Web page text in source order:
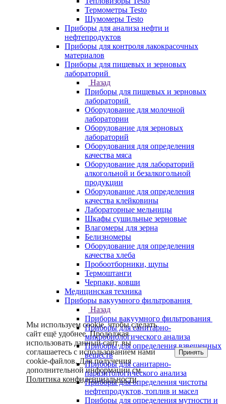
Термометры Testo
Шумомеры Testo
Приборы для анализа нефти и
нефтепродуктов
Приборы для контроля лакокрасочных
материалов
Приборы для пищевых и зерновых
лабораторий
Назад
Приборы для пищевых и зерновых
лабораторий
Оборудование для молочной
лаборатории
Оборудование для зерновых
лабораторий
Оборудования для определения
качества мяса
Оборудование для лабораторий
алкогольной и безалкогольной
продукции
Оборудование для определения
качества клейковины
Лабораторные мельницы
Шкафы сушильные зерновые
Влагомеры для зерна
Белизномеры
Оборудование для определения
качества хлеба
Пробоотборники, щупы
Термоштанги
Черпаки, ковши
Медицинская техника
Приборы вакуумного фильтрования
Назад
Приборы вакуумного фильтрования
Приборы для санитарно-
микробиологического анализа
Приборы для определения взвешенных
веществ
Приборы для санитарно-
паразитологического анализа
Приборы для определения чистоты
нефтепродуктов, топлив и масел
Приборы для определения мутности и
Мы используем cookie, чтобы сделать
сайт ещё удобнее. Продолжая
использовать данный сайт, вы
соглашаетесь с использованием нами
cookie-файлов. Для получения
дополнительной информации см.
Политика конфиденциальности.
Принять